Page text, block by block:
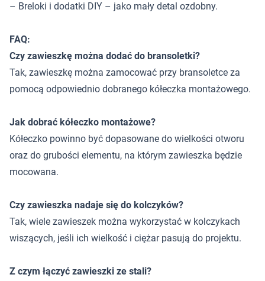
– Breloki i dodatki DIY – jako mały detal ozdobny.
FAQ:
Czy zawieszkę można dodać do bransoletki?
Tak, zawieszkę można zamocować przy bransoletce za
pomocą odpowiednio dobranego kółeczka montażowego.
Jak dobrać kółeczko montażowe?
Kółeczko powinno być dopasowane do wielkości otworu
oraz do grubości elementu, na którym zawieszka będzie
mocowana.
Czy zawieszka nadaje się do kolczyków?
Tak, wiele zawieszek można wykorzystać w kolczykach
wiszących, jeśli ich wielkość i ciężar pasują do projektu.
Z czym łączyć zawieszki ze stali?